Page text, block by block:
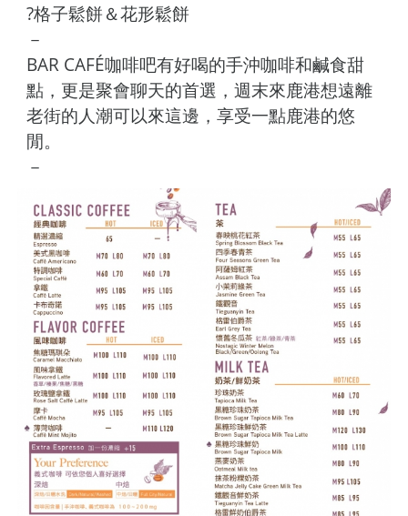
?格子鬆餅＆花形鬆餅
－
BAR CAFÉ咖啡吧有好喝的手沖咖啡和鹹食甜
點，更是聚會聊天的首選，週末來鹿港想遠離
老街的人潮可以來這邊，享受一點鹿港的悠
閒。
－